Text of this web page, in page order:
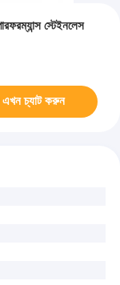
স্টেইনলেস
এখন চ্যাট করুন